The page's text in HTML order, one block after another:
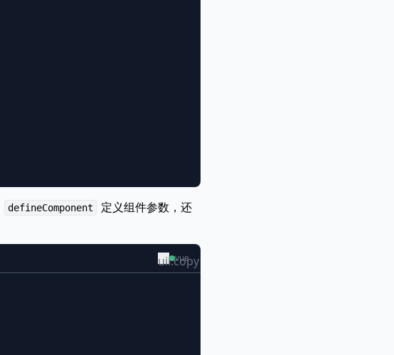
defineComponent
定义组件参数，还
uil:copy
vue